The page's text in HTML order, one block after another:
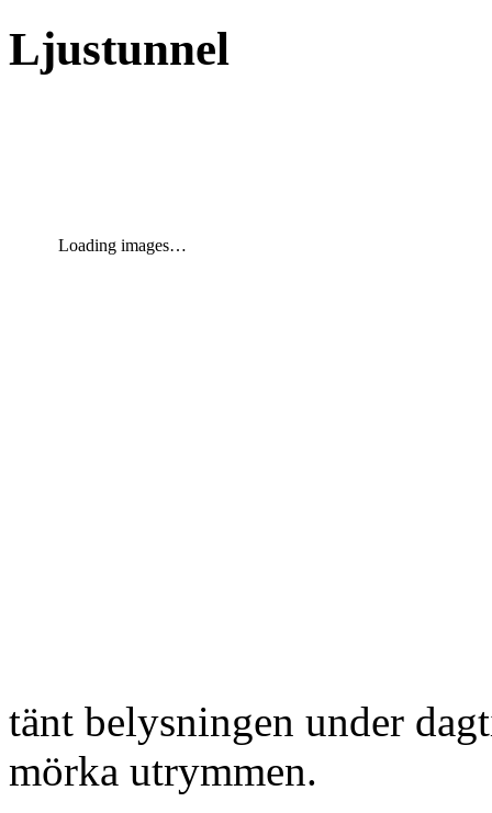
Ljustunnel
Loading images…
tänt belysningen under
mörka utrymmen.